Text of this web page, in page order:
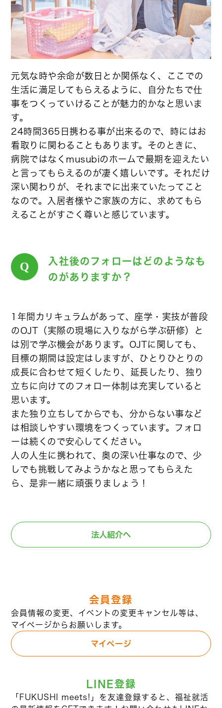
元気な時や余命が数日とか関係なく、ここでの
生活に満足してもらえるように、自分たちで仕
事をつくっていけることが魅力的かなと思いま
す。
24時間365日携わる事が出来るので、時にはお
看取りに関わることもあります。そのときに、
病院ではなくmusubiのホームで最期を迎えたい
と言ってもらえるのが凄く嬉しいです。それだけ
深い関わりが、それまでに出来ていたってこと
なので。入居者様やご家族の方に、求めてもら
えることがすごく尊いと感じています。
Q
入社後のフォローはどのようなも
のがありますか？
1年間カリキュラムがあって、座学・実技が普段
のOJT（実際の現場に入りながら学ぶ研修）と
は別で学ぶ機会があります。OJTに関しても、
目標の期間は設定はしますが、ひとりひとりの
成長に合わせて短くしたり、延長したり、独り
立ちに向けてのフォロー体制は充実していると
思います。
また独り立ちしてからでも、分からない事など
は相談しやすい環境をつくっています。フォロ
ーは続くので安心してください。
人の人生に携われて、奥の深い仕事なので、少
しでも挑戦してみようかなと思ってもらえた
ら、是非一緒に頑張りましょう！
法人紹介へ
会員登録
会員情報の変更、イベントの変更キャンセル等は、
マイページからお願いします。
マイページ
LINE登録
「FUKUSHI meets!」を友達登録すると、福祉就活